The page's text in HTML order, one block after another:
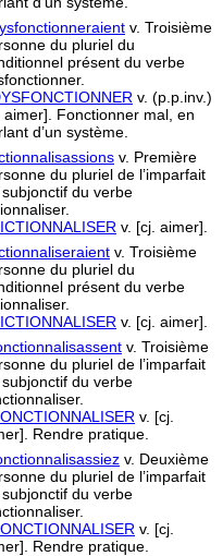
v. Troisième
du pluriel du
présent du verbe
v. (p.p.inv.)
aimer]. Fonctionner mal, en
d’un système.
v. Première
du pluriel de l’imparfait
du verbe
v. [cj. aimer].
v. Troisième
du pluriel du
présent du verbe
v. [cj. aimer].
v. Troisième
du pluriel de l’imparfait
du verbe
v. [cj.
Rendre pratique.
v. Deuxième
du pluriel de l’imparfait
du verbe
v. [cj.
Rendre pratique.